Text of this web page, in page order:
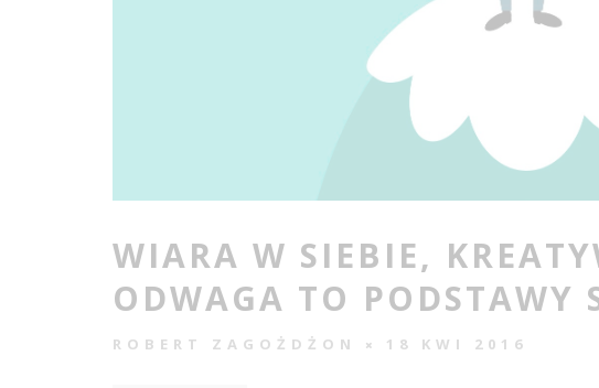
WIARA W SIEBIE,
ODWAGA TO PODSTAWY
ROBERT ZAGOŻDŻON 18 KWI 2016